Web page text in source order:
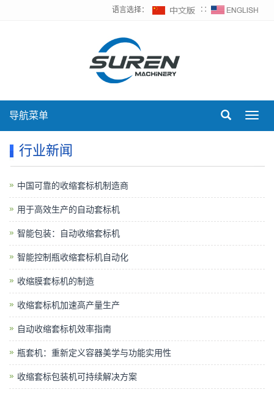
语言选择： ∷
导航菜单
行业新闻
中国可靠的收缩套标机制造商
用于高效生产的自动套标机
智能包装：自动收缩套标机
智能控制瓶收缩套标机自动化
收缩膜套标机的制造
收缩套标机加速高产量生产
自动收缩套标机效率指南
瓶套机：重新定义容器美学与功能实用性
收缩套标包装机可持续解决方案